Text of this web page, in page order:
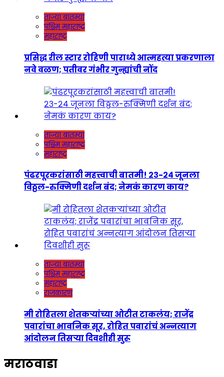
ताज्या बातम्या
पश्चिम महाराष्ट्र
महाराष्ट्र
प्रसिद्ध रील स्टार रोहिणी पाराध्ये आत्महत्या प्रकरणाला
नवे वळण; पतीवर गंभीर गुन्ह्यांची नोंद
ताज्या बातम्या
पश्चिम महाराष्ट्र
महाराष्ट्र
पंढरपूरकरांसाठी महत्त्वाची बातमी! २३-२४ जूनला
विठ्ठल-रुक्मिणी दर्शन बंद; नेमकं कारण काय?
ताज्या बातम्या
पश्चिम महाराष्ट्र
महाराष्ट्र
राजकारण
मी रोहितला शेतकऱ्यांच्या ओटीत टाकलंय; राजेंद्र
पवारांचा भावनिक सूर, रोहित पवारांचं अन्नत्याग
आंदोलन तिसऱ्या दिवशीही सुरू
मराठवाडा